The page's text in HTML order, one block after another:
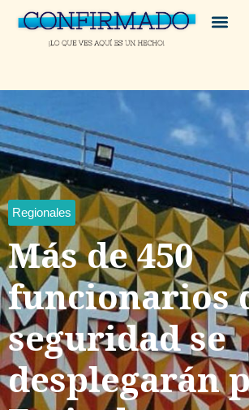
Regionales
Más de 450
funcionarios
seguridad se
desplegarán